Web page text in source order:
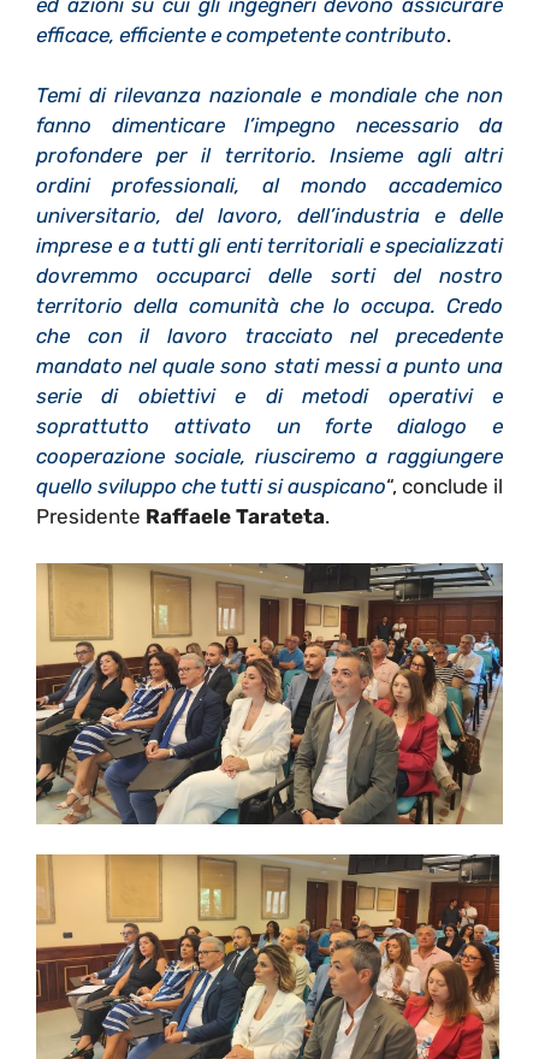
efficace, efficiente e competente contributo.
Temi di rilevanza nazionale e mondiale che non
fanno dimenticare l’impegno necessario da
profondere per il territorio. Insieme agli altri
ordini professionali, al mondo accademico
universitario, del lavoro, dell’industria e delle
imprese e a tutti gli enti territoriali e specializzati
dovremmo occuparci delle sorti del nostro
territorio della comunità che lo occupa. Credo
che con il lavoro tracciato nel precedente
mandato nel quale sono stati messi a punto una
serie di obiettivi e di metodi operativi e
soprattutto attivato un forte dialogo e
cooperazione sociale, riusciremo a raggiungere
quello sviluppo che tutti si auspicano“, conclude il
Presidente Raffaele Tarateta.